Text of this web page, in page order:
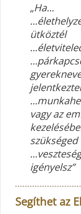
„Ha...
ütköztél
vagy az
szükséged
igényelsz”
Segíthet az